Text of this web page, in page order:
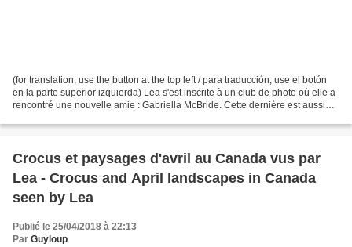
(for translation, use the button at the top left / para traducción, use el botón
en la parte superior izquierda) Lea s'est inscrite à un club de photo où elle a
rencontré une nouvelle amie : Gabriella McBride. Cette dernière est aussi
Crocus et paysages d'avril au Canada vus par
Lea - Crocus and April landscapes in Canada
seen by Lea
Publié le 25/04/2018 à 22:13
Par Guyloup